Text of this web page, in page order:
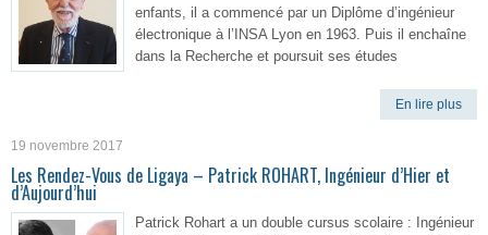
enfants, il a commencé par un Diplôme d’ingénieur
électronique à l’INSA Lyon en 1963. Puis il enchaîne
dans la Recherche et poursuit ses études
En lire plus
19 novembre 2017
Les Rendez-Vous de Ligaya – Patrick ROHART, Ingénieur d’Hier et
d’Aujourd’hui
Patrick Rohart a un double cursus scolaire : Ingénieur